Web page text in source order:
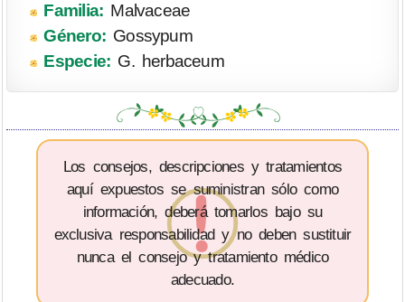
Familia: Malvaceae
Género: Gossypum
Especie: G. herbaceum
Los consejos, descripciones y tratamientos
aquí expuestos se suministran sólo como
información, deberá tomarlos bajo su
exclusiva responsabilidad y no deben sustituir
nunca el consejo y tratamiento médico
adecuado.